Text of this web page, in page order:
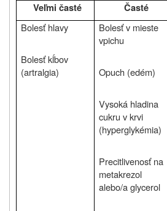
Veľmi časté
Časté
Bolesť hlavy
Bolesť kĺbov
(artralgia)
Bolesť v mieste
vpichu
Opuch (edém)
Vysoká hladina
cukru v krvi
(hyperglykémia)
Precitlivenosť na
metakrezol
alebo/a glycerol